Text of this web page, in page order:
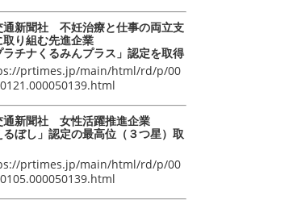
通新聞社 不妊治療と仕事の両立支
取り組む先進企業
ラチナくるみんプラス」認定を取得
prtimes.jp/main/html/rd/p/00
通新聞社 女性活躍推進企業
るぼし」認定の最高位（３つ星）取
prtimes.jp/main/html/rd/p/00